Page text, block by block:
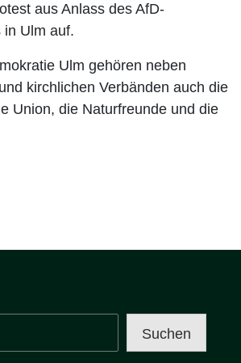
aus Anlass des AfD-
in Ulm auf.
Ulm gehören neben
kirchlichen Verbänden auch die
Union, die Naturfreunde und die
Suchen